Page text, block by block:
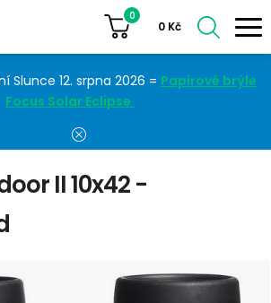
Slunce 12. srpna 2026 = Papírové brýle
Focus Solar Eclipse
0
0 Kč
II 10x42 -